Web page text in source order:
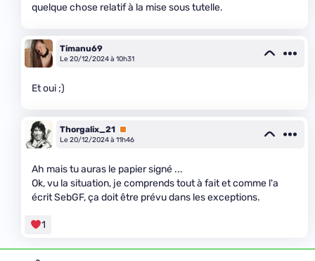
quelque chose relatif à la mise sous tutelle.
Timanu69
Le 20/12/2024 à 10h31
Et oui ;)
Thorgalix_21 Premium
Le 20/12/2024 à 11h46
Ah mais tu auras le papier signé ...
Ok, vu la situation, je comprends tout à fait et comme l'a
écrit SebGF, ça doit être prévu dans les exceptions.
1